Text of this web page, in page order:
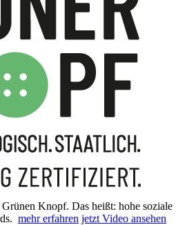
Knopf. Das heißt: hohe soziale
mehr erfahren jetzt Video ansehen